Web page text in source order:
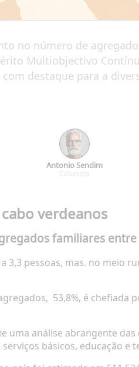
no número de
Multiobjectivo
destaque para a
Antonio Sendim
Colunista
verdeanos
familiares
pessoas, mas. no meio
53,8%, é chefiada
análise abrangente
básicos, educação e